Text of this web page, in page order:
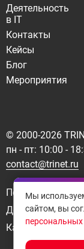
Деятельность
в IT
Контакты
Кейсы
Блог
Мероприятия
© 2000-2026
пн - пт: 10:00 -
contact@trinet.ru
Политика
Договор-оферта
Карта сайта
Мы
сайтом, вы